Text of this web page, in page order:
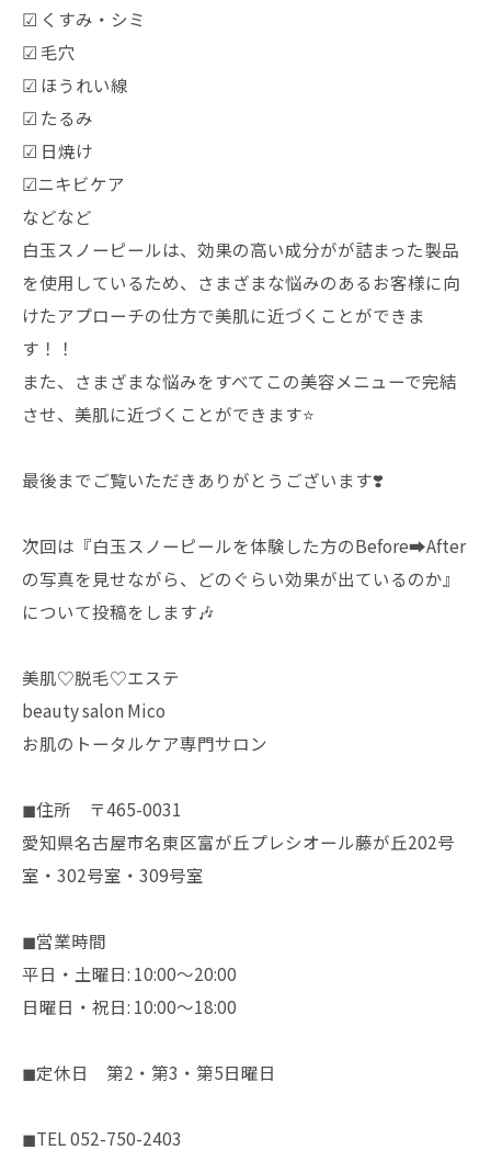
☑︎ くすみ・シミ
☑︎ 毛穴
☑︎ ほうれい線
☑︎ たるみ
☑︎ 日焼け
☑︎ニキビケア
などなど
白玉スノーピールは、効果の高い成分がが詰まった製品
を使用しているため、さまざまな悩みのあるお客様に向
けたアプローチの仕方で美肌に近づくことができま
す！！
また、さまざまな悩みをすべてこの美容メニューで完結
させ、美肌に近づくことができます⭐️
最後までご覧いただきありがとうございます❣️
次回は『白玉スノーピールを体験した方のBefore➡️After
の写真を見せながら、どのぐらい効果が出ているのか』
について投稿をします🎶
美肌♡脱毛♡エステ
beauty salon Mico
お肌のトータルケア専門サロン
◼︎住所 〒465-0031
愛知県名古屋市名東区富が丘プレシオール藤が丘202号
室・302号室・309号室
◼︎営業時間
平日・土曜日: 10:00〜20:00
日曜日・祝日: 10:00〜18:00
◼︎定休日 第2・第3・第5日曜日
◼︎TEL 052-750-2403